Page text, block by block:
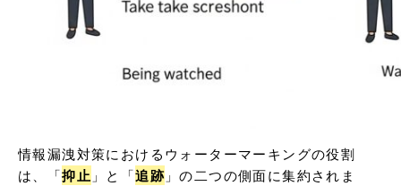
情報漏洩対策におけるウォーターマーキングの役割
は、「抑止 」と「追跡 」の二つの側面に集約されま